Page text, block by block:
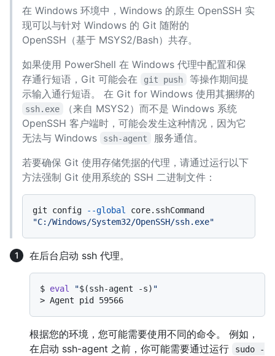
在 Windows 环境中，Windows 的原生 OpenSSH 实
现可以与针对 Windows 的 Git 随附的
OpenSSH（基于 MSYS2/Bash）共存。
如果使用 PowerShell 在 Windows 代理中配置和保
存通行短语，Git 可能会在
git push
等操作期间提
示输入通行短语。 在 Git for Windows 使用其捆绑的
ssh.exe
（来自 MSYS2）而不是 Windows 系统
OpenSSH 客户端时，可能会发生这种情况，因为它
无法与 Windows
ssh-agent
服务通信。
若要确保 Git 使用存储凭据的代理，请通过运行以下
方法强制 Git 使用系统的 SSH 二进制文件：
git config --global
"C:/Windows/System32/OpenSSH/ssh.exe"
在后台启动 ssh 代理。
$ eval "$(ssh-agent -s) "
> Agent pid 59566
根据您的环境，您可能需要使用不同的命令。 例如，
在启动 ssh-agent 之前，你可能需要通过运行
sudo -